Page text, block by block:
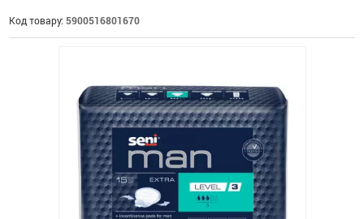
Код товару: 5900516801670